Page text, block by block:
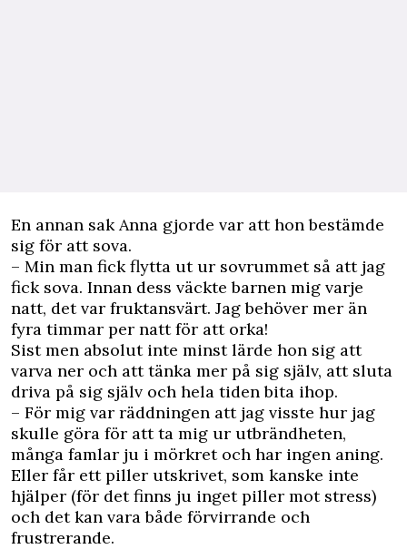
En annan sak Anna gjorde var att hon bestämde
sig för att sova.
– Min man fick flytta ut ur sovrummet så att jag
fick sova. Innan dess väckte barnen mig varje
natt, det var fruktansvärt. Jag behöver mer än
fyra timmar per natt för att orka!
Sist men absolut inte minst lärde hon sig att
varva ner och att tänka mer på sig själv, att sluta
driva på sig själv och hela tiden bita ihop.
– För mig var räddningen att jag visste hur jag
skulle göra för att ta mig ur utbrändheten,
många famlar ju i mörkret och har ingen aning.
Eller får ett piller utskrivet, som kanske inte
hjälper (för det finns ju inget piller mot stress)
och det kan vara både förvirrande och
frustrerande.